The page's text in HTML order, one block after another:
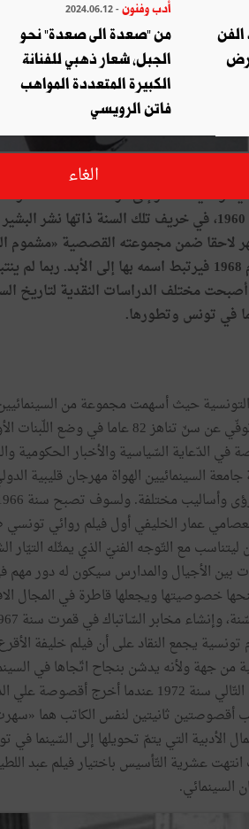
المؤسّسين،
وطنية،سافرإلىفرنساسنة1957
1960، فيخريف تلك السنة ذاتها نشرالبشير
لاحقا ضمن مجموعته القصصية «مشموم
1968 فيرتبط اسمه بها إلى الأبد. ربما لم
أصبحت مختلف الدراسات النقدية لتاريخ
في تونس وتطورها.
التونسية حيثأسهمت مجموعة من
عن سنّ تناهز82 عاما في وضع اللّبنات
في الدّعاية السّياسية والأخبارالحكومية
جامعة السينمائيين الهواة مهرجان قليبية
وأساليب مختلفة. ولسوف تصبح سنة
عمارالخليفيأول فيلم روائي تونسي
ليتناسب مع التّوجه الفنيّ الذي يمثّله التيّار
بين الأجيال والمدارس سيكون لهدورمهم
خصوصيتها ويجعلها قاطرة في المجال
وإنشاء مخابرالسّاتباكفي قمرت سنة
تونسية يجمع النقاد علىأن فيلم خليفة
من جهة ولأنه يدشن بنجاح اتّجاها في
التّالي سنة 1972 عندماأخرجأقصوصة علي
أقصوصتين ثانيتين لنفس الكاتب هما «
الأدبية التي يتمّ تحويلها إلى السّينما في
انتهت عشرية التّأسيس باختيارفيلم عبد
السينمائي.
الفن
أدب وفنون - 2024.06.12
من "صعدة الى صعدة" نحو
الجبل، شعار ذهبي للفنانة
الكبيرة المتعددة المواهب
فاتن الرويسي
الغاء